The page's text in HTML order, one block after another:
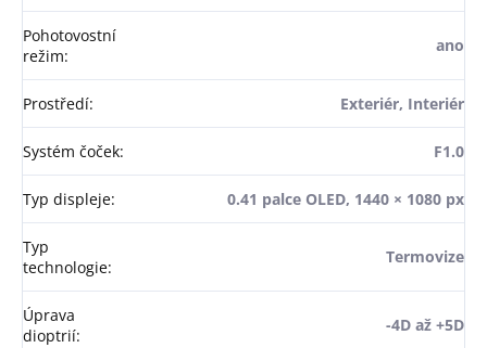
Pohotovostní
režim:
ano
Prostředí: Exteriér, Interiér
Systém čoček: F1.0
Typ displeje: 0.41 palce OLED, 1440 × 1080 px
Typ
technologie:
Termovize
Úprava
dioptrií:
-4D až +5D